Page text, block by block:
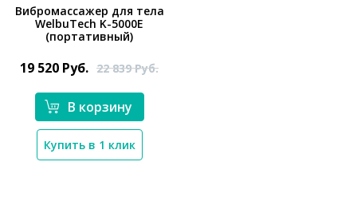
*}
Вибромассажер для тела
WelbuTech K-5000E
(портативный)
19 520 Руб. 22 839Руб.
В корзину
Купить в 1 клик